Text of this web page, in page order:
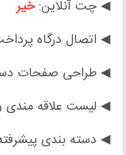
◀ چت آنلاین:خیر
◀ اتصال درگاه
◀ طراحی صفحات
◀ لیست علاقه
◀ دسته بندی